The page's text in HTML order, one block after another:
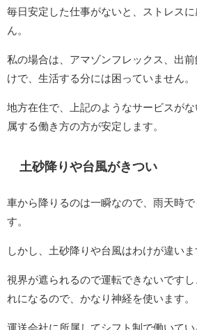
毎日安定した仕事がないと、ストレス
ん。
私の場合は、アマゾンフレックス、出
けで、生活する分には困っていません。
地方在住で、上記のようなサービスが
属する働き方の方が安定します。
土砂降りや台風がきつい
車から降りるのは一瞬なので、雨天時
す。
しかし、土砂降りや台風はわけが違いま
視界が遮られるので運転できないです
れになるので、かなり神経を使います。
運送会社に所属してシフト制で働いてい